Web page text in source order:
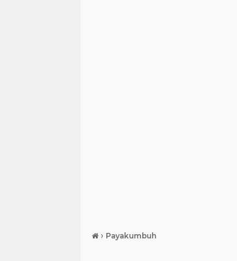
› Payakumbuh